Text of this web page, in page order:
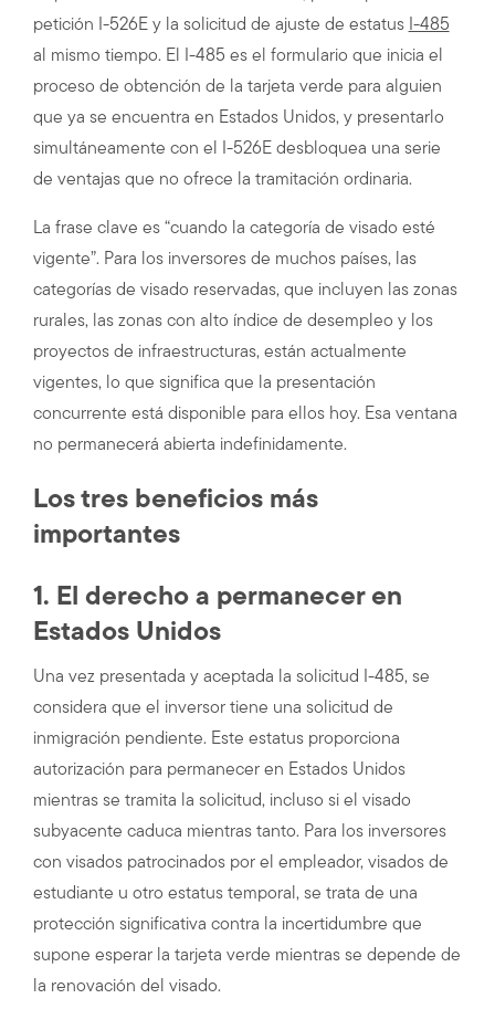
petición I-526E y la solicitud de ajuste de estatus I-485
al mismo tiempo. El I-485 es el formulario que inicia el
proceso de obtención de la tarjeta verde para alguien
que ya se encuentra en Estados Unidos, y presentarlo
simultáneamente con el I-526E desbloquea una serie
de ventajas que no ofrece la tramitación ordinaria.
La frase clave es “cuando la categoría de visado esté
vigente”. Para los inversores de muchos países, las
categorías de visado reservadas, que incluyen las zonas
rurales, las zonas con alto índice de desempleo y los
proyectos de infraestructuras, están actualmente
vigentes, lo que significa que la presentación
concurrente está disponible para ellos hoy. Esa ventana
no permanecerá abierta indefinidamente.
Los tres beneficios más
importantes
1. El derecho a permanecer en
Estados Unidos
Una vez presentada y aceptada la solicitud I-485, se
considera que el inversor tiene una solicitud de
inmigración pendiente. Este estatus proporciona
autorización para permanecer en Estados Unidos
mientras se tramita la solicitud, incluso si el visado
subyacente caduca mientras tanto. Para los inversores
con visados patrocinados por el empleador, visados de
estudiante u otro estatus temporal, se trata de una
protección significativa contra la incertidumbre que
supone esperar la tarjeta verde mientras se depende de
la renovación del visado.